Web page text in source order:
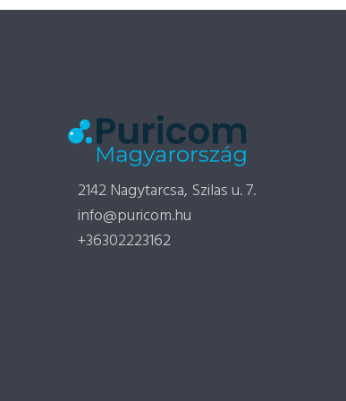
2142 Nagytarcsa, Szilas u. 7.
info@puricom.hu
+36302223162